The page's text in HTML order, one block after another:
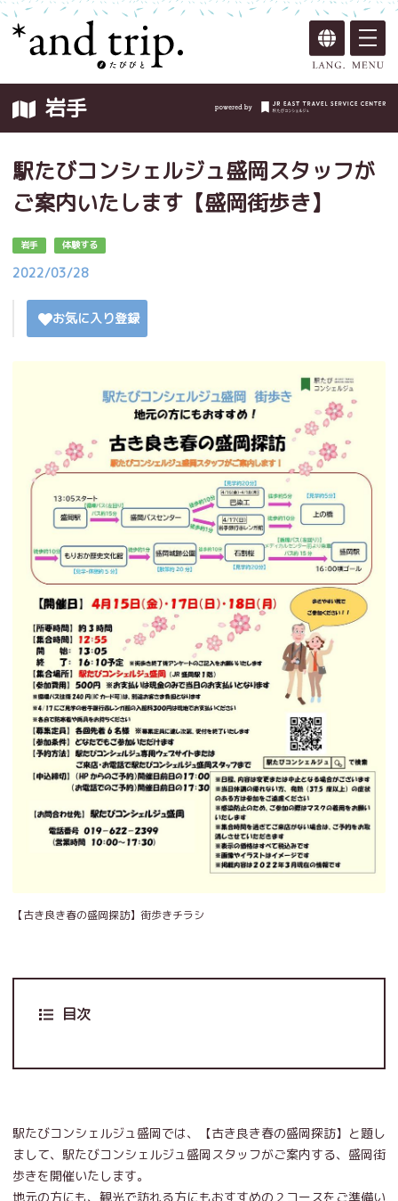
岩手
駅たびコンシェルジュ盛岡スタッフが
ご案内いたします【盛岡街歩き】
岩手 体験する
2022/03/28
お気に入り登録
【古き良き春の盛岡探訪】街歩きチラシ
目次
駅たびコンシェルジュ盛岡では、【古き良き春の盛岡探訪】と題し
まして、駅たびコンシェルジュ盛岡スタッフがご案内する、盛岡街
歩きを開催いたします。
地元の方にも、観光で訪れる方にもおすすめの２コースをご準備い